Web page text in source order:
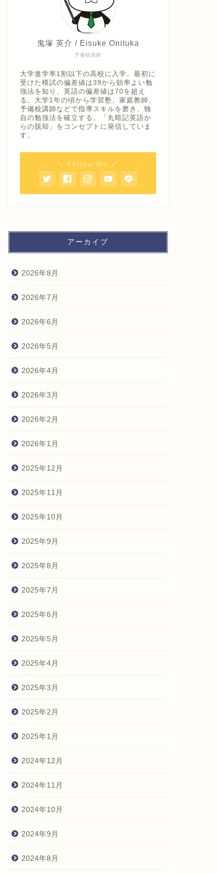
予備校講師
鬼塚 英介 / Eisuke Onituka
大学進学率1割以下の高校に入学。最初に
受けた模試の偏差値は39から効率よい勉
強法を知り、英語の偏差値は70を超え
る。大学1年の頃から学習塾、家庭教師、
予備校講師などで指導スキルを磨き、独
自の勉強法を確立する。「丸暗記英語か
らの脱却」をコンセプトに発信していま
す。
＼ Follow me ／
アーカイブ
2026年8月
2026年7月
2026年6月
2026年5月
2026年4月
2026年3月
2026年2月
2026年1月
2025年12月
2025年11月
2025年10月
2025年9月
2025年8月
2025年7月
2025年6月
2025年5月
2025年4月
2025年3月
2025年2月
2025年1月
2024年12月
2024年11月
2024年10月
2024年9月
2024年8月